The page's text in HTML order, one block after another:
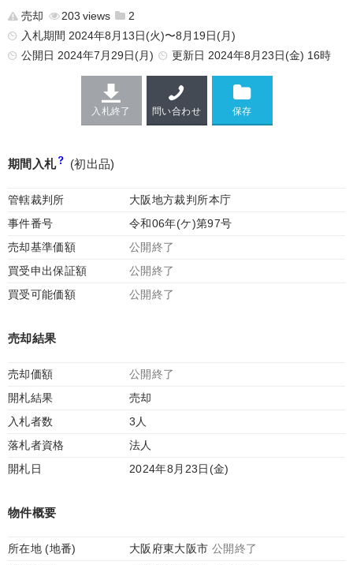
売却 203
2
入札期間 2024年8月13日(火)〜8月19日(月)
公開日 2024年7月29日(月) 更新日 2024年8月23日(金) 16時
入札終了 問い合わせ
期間入札 (初出品)
管轄裁判所
大阪地方裁判所本庁
事件番号
令和06年(ケ)第97号
売却基準価額
公開終了
買受申出保証額
公開終了
買受可能価額
公開終了
売却結果
売却価額
公開終了
開札結果
売却
入札者数
3人
落札者資格
法人
開札日
2024年8月23日(金)
物件概要
所在地 (地番) 大阪府東大阪市 公開終了